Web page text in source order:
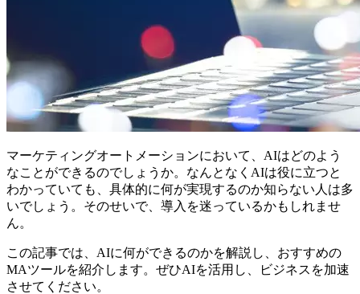
マーケティングオートメーションにおいて、AIはどのよう
なことができるのでしょうか。なんとなくAIは役に立つと
わかっていても、具体的に何が実現するのか知らない人は多
いでしょう。そのせいで、導入を迷っているかもしれませ
ん。
この記事では、AIに何ができるのかを解説し、おすすめの
MAツールを紹介します。ぜひAIを活用し、ビジネスを加速
させてください。